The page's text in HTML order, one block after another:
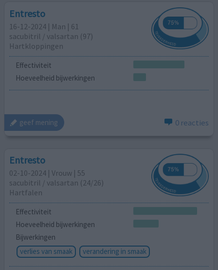
Entresto
16-12-2024 | Man | 61
sacubitril / ​valsartan (97)
Hartkloppingen
Effectiviteit
Hoeveelheid bijwerkingen
geef mening 0 reacties
Entresto
02-10-2024 | Vrouw | 55
sacubitril / ​valsartan (24/26)
Hartfalen
Effectiviteit
Hoeveelheid bijwerkingen
Bijwerkingen
verlies van smaak
verandering in smaak